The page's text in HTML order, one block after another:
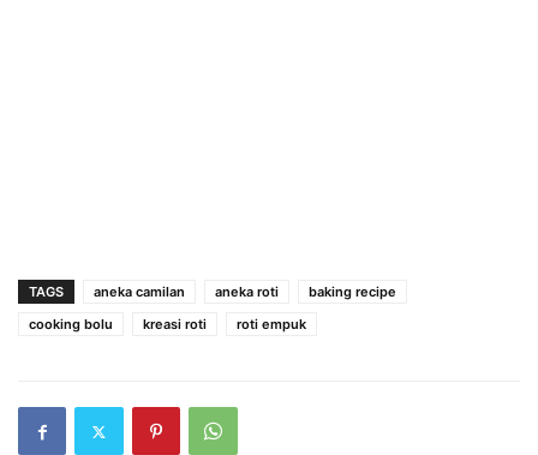
TAGS aneka camilan aneka roti
baking recipe
cooking bolu
kreasi roti roti empuk